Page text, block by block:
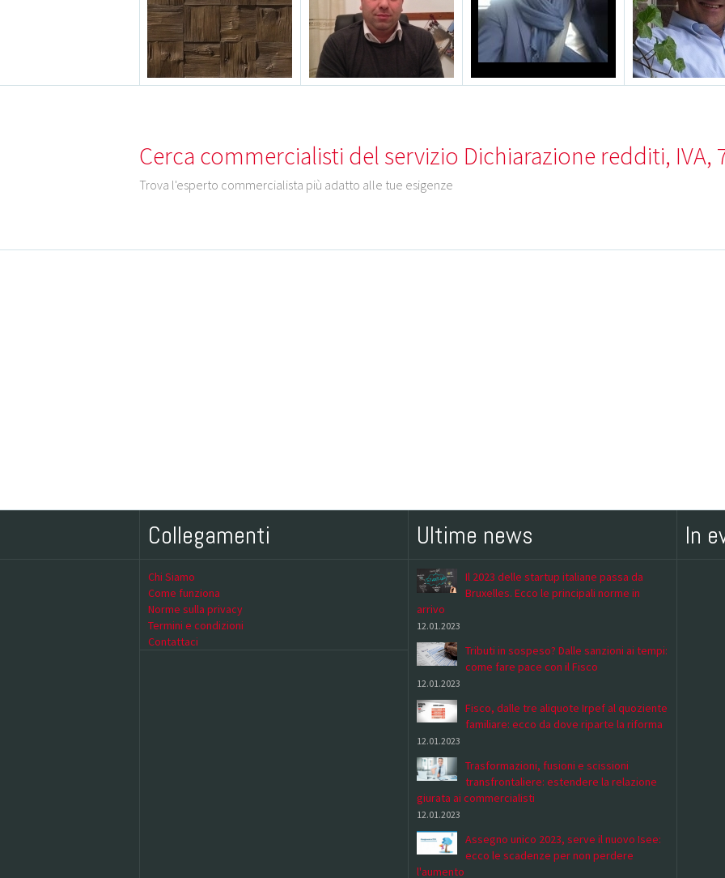
Cerca commercialisti del servizio Dichiarazione redditi, IVA,
Trova l'esperto commercialista più adatto alle tue esigenze
Collegamenti
Chi Siamo
Come funziona
Norme sulla privacy
Termini e condizioni
Contattaci
Ultime news
Il 2023 delle startup italiane passa da
Bruxelles. Ecco le principali norme in
arrivo
12.01.2023
Tributi in sospeso? Dalle sanzioni ai tempi:
come fare pace con il Fisco
12.01.2023
Fisco, dalle tre aliquote Irpef al quoziente
familiare: ecco da dove riparte la riforma
12.01.2023
Trasformazioni, fusioni e scissioni
transfrontaliere: estendere la relazione
giurata ai commercialisti
12.01.2023
Assegno unico 2023, serve il nuovo Isee:
ecco le scadenze per non perdere
l'aumento
In